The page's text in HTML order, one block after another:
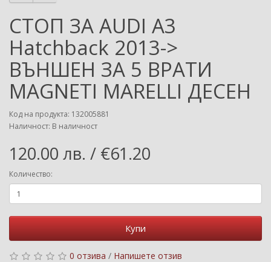
СТОП ЗА AUDI A3
Hatchback 2013->
ВЪНШЕН ЗА 5 ВРАТИ
MAGNETI MARELLI ДЕСЕН
Код на продукта: 132005881
Наличност: В наличност
120.00 лв. / €61.20
Количество:
Купи
0 отзива / Напишете отзив